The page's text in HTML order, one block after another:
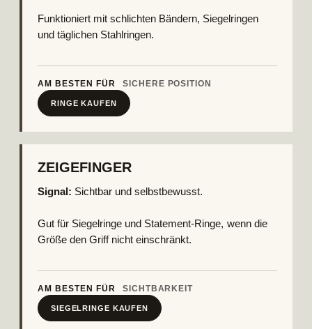
Funktioniert mit schlichten Bändern, Siegelringen
und täglichen Stahlringen.
AM BESTEN FÜR SICHERE POSITION
RINGE KAUFEN
ZEIGEFINGER
Signal: Sichtbar und selbstbewusst.
Gut für Siegelringe und Statement-Ringe, wenn die
Größe den Griff nicht einschränkt.
AM BESTEN FÜR SICHTBARKEIT
SIEGELRINGE KAUFEN